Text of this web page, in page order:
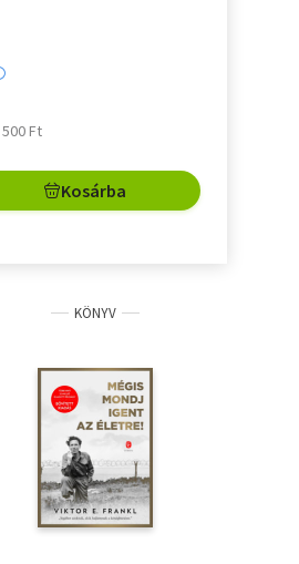
Ft
Kosárba
KÖNYV